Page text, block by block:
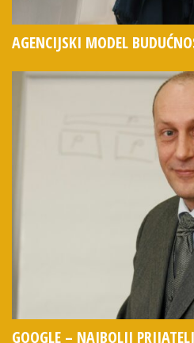
AGENCIJSKI MODEL
GOOGLE – NAJBOLJI